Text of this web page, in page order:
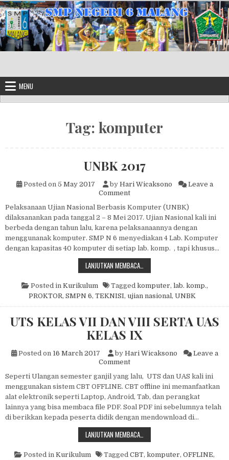
Skip to content
MENU
Tag: komputer
UNBK 2017
Posted on 5 May 2017 by Hari Wicaksono
Leave a
Commenton UNBK 2017
Pelaksanaan Ujian Nasional Berbasis Komputer (UNBK)
dilaksanankan pada tanggal 2 – 8 Mei 2017. Ujian Nasional kali ini
berbeda dengan tahun lalu, karena pelaksanaannya dengan
menggunanak komputer. SMP N 6 menyediakan 4 Lab. Komputer
dengan kapasitas 40 komputer di setiap lab. komp. , tapi khusus…
LANJUTKAN MEMBACA…
Posted in Kurikulum Tagged komputer, lab. komp.,
PROKTOR, SMPN 6, TEKNISI, ujian nasional , UNBK
UTS KELAS VII DAN VIII SERTA UAS
KELAS IX
Posted on 16 March 2017 by Hari Wicaksono
Leave a
Commenton UTS KELAS VII DAN VIII
Seperti Ulangan semester ganjil yang lalu, UTS dan UAS kali ini
menggunakan sistem CBT OFFLINE. CBT offline ini memanfaatkan
alat elektronik seperti Laptop, Android, Tab, dan perangkat
lainnya yang bisa membaca file PDF. Soal PDF ini sebelumnya telah
di berikkan kepada peserta didik dengan mendownload di…
LANJUTKAN MEMBACA…
Posted in Kurikulum Tagged CBT, komputer, OFFLINE,